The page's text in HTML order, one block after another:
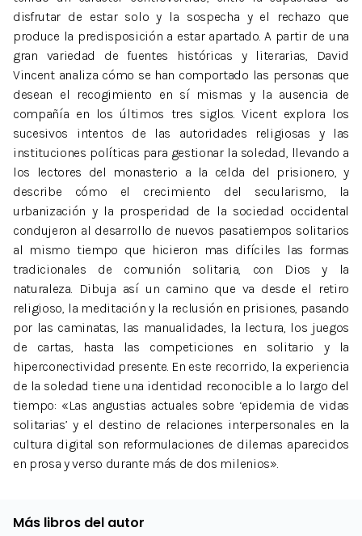
disfrutar de estar solo y la sospecha y el rechazo que
produce la predisposición a estar apartado. A partir de una
gran variedad de fuentes históricas y literarias, David
Vincent analiza cómo se han comportado las personas que
desean el recogimiento en sí mismas y la ausencia de
compañía en los últimos tres siglos. Vicent explora los
sucesivos intentos de las autoridades religiosas y las
instituciones políticas para gestionar la soledad, llevando a
los lectores del monasterio a la celda del prisionero, y
describe cómo el crecimiento del secularismo, la
urbanización y la prosperidad de la sociedad occidental
condujeron al desarrollo de nuevos pasatiempos solitarios
al mismo tiempo que hicieron mas difíciles las formas
tradicionales de comunión solitaria, con Dios y la
naturaleza. Dibuja así un camino que va desde el retiro
religioso, la meditación y la reclusión en prisiones, pasando
por las caminatas, las manualidades, la lectura, los juegos
de cartas, hasta las competiciones en solitario y la
hiperconectividad presente. En este recorrido, la experiencia
de la soledad tiene una identidad reconocible a lo largo del
tiempo: «Las angustias actuales sobre ‘epidemia de vidas
solitarias’ y el destino de relaciones interpersonales en la
cultura digital son reformulaciones de dilemas aparecidos
en prosa y verso durante más de dos milenios».
Más libros del autor